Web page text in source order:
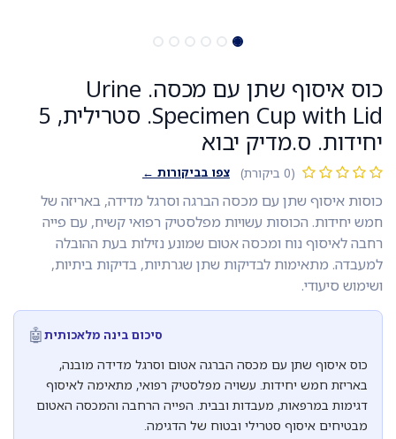
כוס איסוף שתן עם מכסה. Urine
Specimen Cup with Lid. סטרילית, 5
יחידות. ס.מדיק יבוא
(0 ביקורת) צפו בביקורות ←
כוסות איסוף שתן עם מכסה הברגה וסרגל מדידה, באריזה של
חמש יחידות. הכוסות עשויות מפלסטיק רפואי קשיח, עם פייה
רחבה לאיסוף נוח ומכסה אטום שמונע נזילות בעת ההובלה
למעבדה. מתאימות לבדיקות שתן שגרתיות, בדיקות ביתיות,
ושימוש סיעודי.
סיכום בינה מלאכותית🤖
כוס איסוף שתן עם מכסה הברגה אטום וסרגל מדידה מובנה,
באריזת חמש יחידות. עשויה מפלסטיק רפואי, מתאימה לאיסוף
דגימות במרפאות, מעבדות ובבית. הפייה הרחבה והמכסה האטום
מבטיחים איסוף סטרילי ובטוח של הדגימה.